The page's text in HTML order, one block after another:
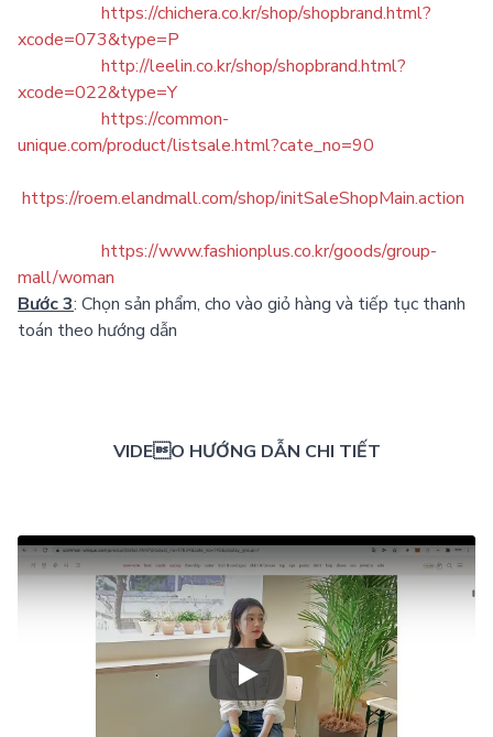
https://chichera.co.kr/shop/shopbrand.html?
xcode=073&type=P
http://leelin.co.kr/shop/shopbrand.html?
xcode=022&type=Y
https://common-
unique.com/product/listsale.html?cate_no=90
https://roem.elandmall.com/shop/initSaleShopMain.action
https://www.fashionplus.co.kr/goods/group-
mall/woman
Bước 3: Chọn sản phẩm, cho vào giỏ hàng và tiếp tục thanh
toán theo hướng dẫn
VIDEO HƯỚNG DẪN CHI TIẾT
Play Video: Keynote (Google